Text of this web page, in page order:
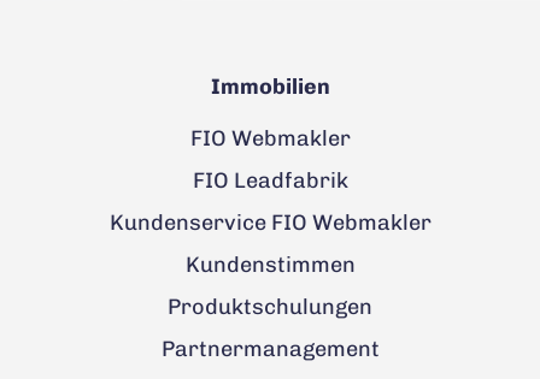
Immobilien
FIO Webmakler
FIO Leadfabrik
Kundenservice FIO Webmakler
Kundenstimmen
Produktschulungen
Partnermanagement